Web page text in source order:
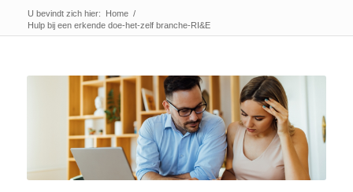
U bevindt zich hier: Home /
Hulp bij een erkende doe-het-zelf branche-RI&E